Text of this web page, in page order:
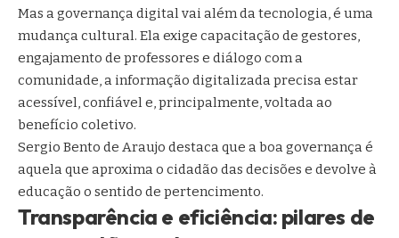
Mas a governança digital vai além da tecnologia, é uma
mudança cultural. Ela exige capacitação de gestores,
engajamento de professores e diálogo com a
comunidade, a informação digitalizada precisa estar
acessível, confiável e, principalmente, voltada ao
benefício coletivo.
Sergio Bento de Araujo destaca que a boa governança é
aquela que aproxima o cidadão das decisões e devolve à
educação o sentido de pertencimento.
Transparência e eficiência: pilares de